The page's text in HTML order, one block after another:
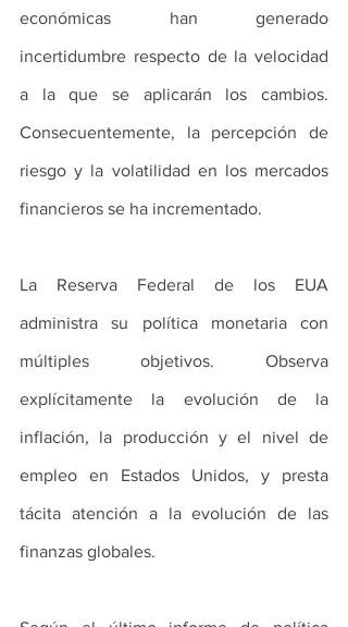
económicas han generado
incertidumbre respecto de la velocidad
a la que se aplicarán los cambios.
Consecuentemente, la percepción de
riesgo y la volatilidad en los mercados
financieros se ha incrementado.
La Reserva Federal de los EUA
administra su política monetaria con
múltiples objetivos. Observa
explícitamente la evolución de la
inflación, la producción y el nivel de
empleo en Estados Unidos, y presta
tácita atención a la evolución de las
finanzas globales.